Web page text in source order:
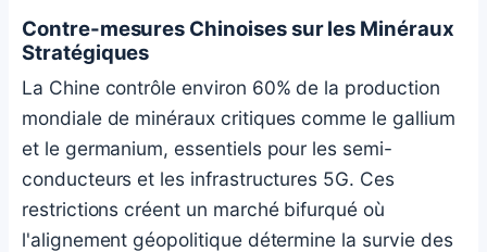
Contre-mesures Chinoises sur les Minéraux
Stratégiques
La Chine contrôle environ 60% de la production
mondiale de minéraux critiques comme le gallium
et le germanium, essentiels pour les semi-
conducteurs et les infrastructures 5G. Ces
restrictions créent un marché bifurqué où
l'alignement géopolitique détermine la survie des